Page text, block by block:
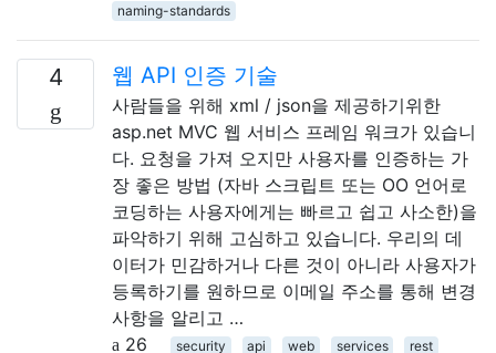
naming-standards
4 웹 API 인증 기술
사람들을 위해 xml / json을 제공하기위한
asp.net MVC 웹 서비스 프레임 워크가 있습니
다. 요청을 가져 오지만 사용자를 인증하는 가
장 좋은 방법 (자바 스크립트 또는 OO 언어로
코딩하는 사용자에게는 빠르고 쉽고 사소한)을
파악하기 위해 고심하고 있습니다. 우리의 데
이터가 민감하거나 다른 것이 아니라 사용자가
등록하기를 원하므로 이메일 주소를 통해 변경
사항을 알리고 …
26
security api web services rest